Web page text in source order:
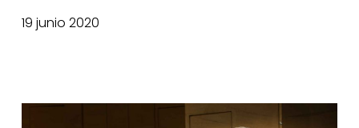
19 junio 2020